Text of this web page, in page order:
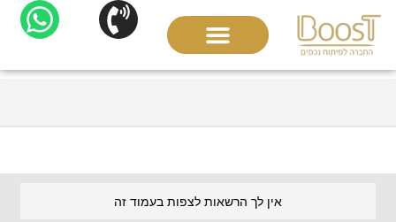
לתוכן
אין לך הרשאות לצפות בעמוד זה